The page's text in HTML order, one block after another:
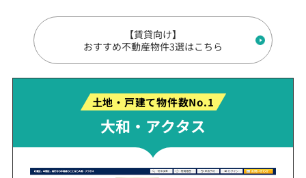
【賃貸向け】
おすすめ不動産物件3選はこちら
土地・戸建て物件数No.1
大和・アクタス